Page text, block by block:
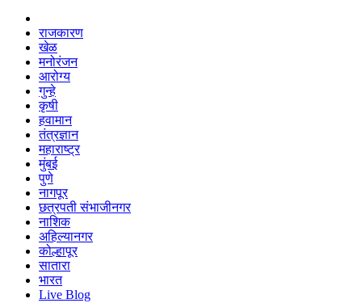
राजकारण
खेळ
मनोरंजन
आरोग्य
गुन्हे
कृषी
हवामान
तंत्रज्ञान
महाराष्ट्र
मुंबई
पुणे
नागपूर
छत्रपती संभाजीनगर
नाशिक
अहिल्यानगर
कोल्हापूर
सातारा
भारत
Live Blog